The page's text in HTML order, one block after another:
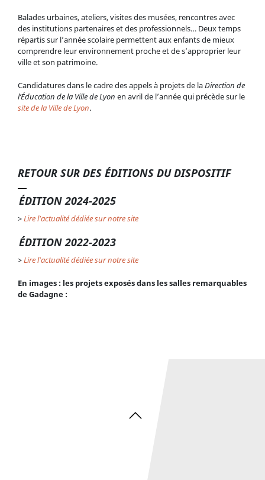
Balades urbaines, ateliers, visites des musées, rencontres avec
des institutions partenaires et des professionnels… Deux temps
répartis sur l’année scolaire permettent aux enfants de mieux
comprendre leur environnement proche et de s’approprier leur
ville et son patrimoine.
Candidatures dans le cadre des appels à projets de laDirection de
l’Éducation de la Ville de Lyon en avril de l’année qui précède sur le
site de la Ville de Lyon.
RETOUR SUR DES ÉDITIONS DU DISPOSITIF
ÉDITION 2024-2025
>Lire l'actualité dédiée sur notre site
ÉDITION 2022-2023
>Lire l'actualité dédiée sur notre site
En images : les projets exposés dans les salles remarquables
de Gadagne :